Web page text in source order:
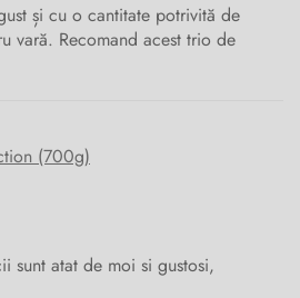
și cu o cantitate potrivită de
vară. Recomand acest trio de
(700g)
sunt atat de moi si gustosi,